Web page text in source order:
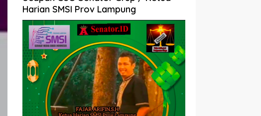
Harian SMSI Prov Lampung